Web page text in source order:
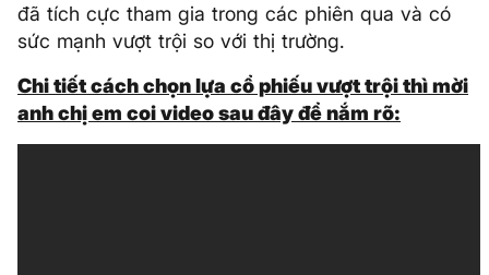
đã tích cực tham gia trong các phiên qua và có
sức mạnh vượt trội so với thị trường.
Chi tiết cách chọn lựa cổ phiếu vượt trội thì mời
anh chị em coi video sau đây để nắm rõ: